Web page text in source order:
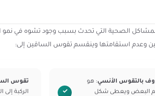
الصحية التي تحدث بسبب وجود تشوه في
وعدم استقامتها وينقسم تقوس الساقين إلى:
بالتقوس الأنسي: هو
البعض ويعطى شكل
تقوس
الركبة